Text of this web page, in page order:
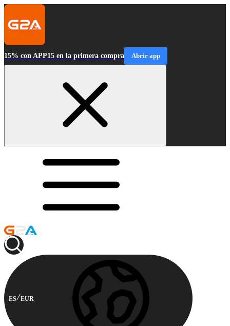
15% con APP15 en la primera compra Abrir app
ES EUR